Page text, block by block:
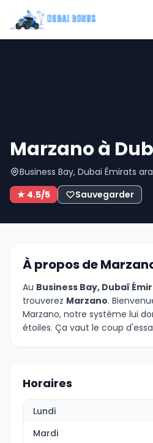
Marzano à
Business Bay, Dubaï Émirats
★ 4.5/5
Sauvegarder
À propos de
Au Business Bay, Dubaï
trouverez Marzano.
Marzano, notre système lui
étoiles. Ça vaut le coup
Horaires
Lundi
Mardi